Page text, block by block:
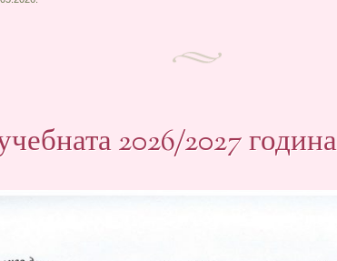
2026/2027 година